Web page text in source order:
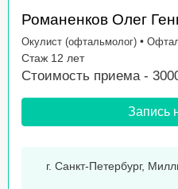
Романенков Олег
Окулист (офтальмолог) •
Стаж 12 лет
Стоимость приема -
Запись
г. Санкт-Петербург,